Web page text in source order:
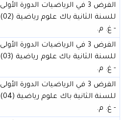
الفرض 3 في الرياضيات الدورة الأولى
للسنة الثانية باك علوم رياضية (02)
- غ. م.
الفرض 3 في الرياضيات الدورة الأولى
للسنة الثانية باك علوم رياضية (03)
- غ. م.
الفرض 3 في الرياضيات الدورة الأولى
للسنة الثانية باك علوم رياضية (04)
- غ. م.